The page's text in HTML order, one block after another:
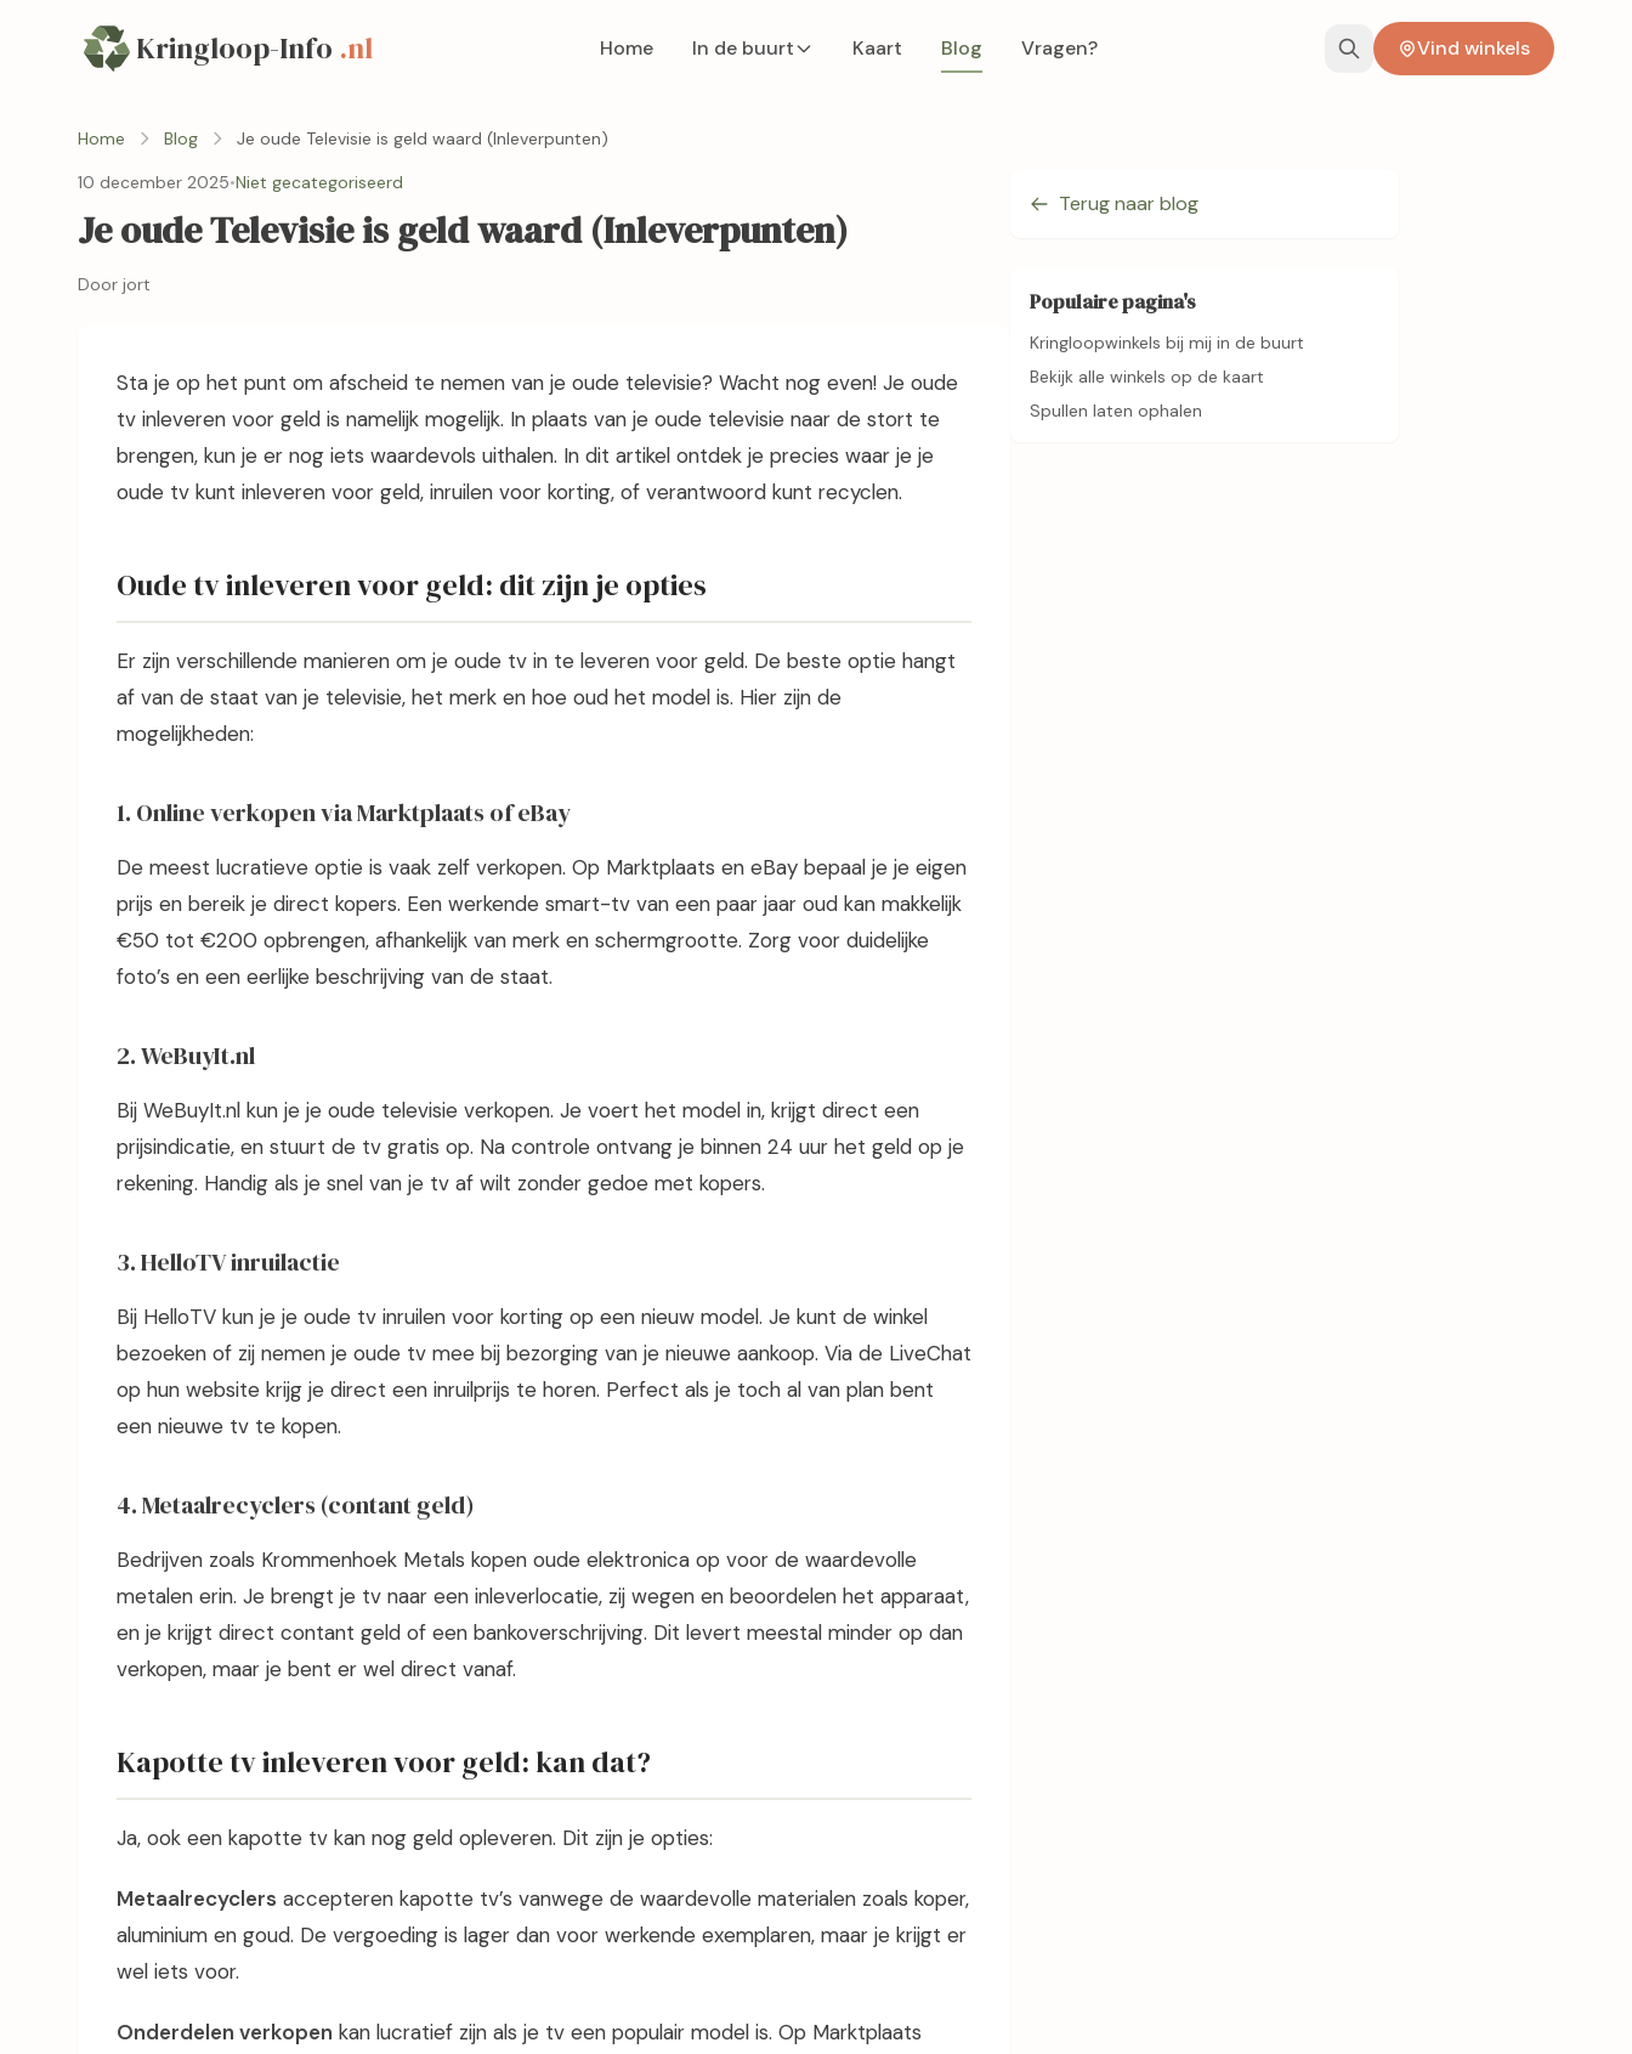
Kringloop-Info .nl Home In de buurt Kaart Blog Vragen? Vind winkels
Home Blog
Je oude Televisie is geld waard (Inleverpunten)
10 december 2025•Niet gecategoriseerd
Je oude Televisie is geld waard (Inleverpunten)
Door jort
Sta je op het punt om afscheid te nemen van je oude televisie? Wacht nog even! Je oude
tv inleveren voor geld is namelijk mogelijk. In plaats van je oude televisie naar de stort te
brengen, kun je er nog iets waardevols uithalen. In dit artikel ontdek je precies waar je je
oude tv kunt inleveren voor geld, inruilen voor korting, of verantwoord kunt recyclen.
Oude tv inleveren voor geld: dit zijn je opties
Er zijn verschillende manieren om je oude tv in te leveren voor geld. De beste optie hangt
af van de staat van je televisie, het merk en hoe oud het model is. Hier zijn de
mogelijkheden:
1. Online verkopen via Marktplaats of eBay
De meest lucratieve optie is vaak zelf verkopen. Op Marktplaats en eBay bepaal je je eigen
prijs en bereik je direct kopers. Een werkende smart-tv van een paar jaar oud kan makkelijk
€50 tot €200 opbrengen, afhankelijk van merk en schermgrootte. Zorg voor duidelijke
foto’s en een eerlijke beschrijving van de staat.
2. WeBuyIt.nl
Bij WeBuyIt.nl kun je je oude televisie verkopen. Je voert het model in, krijgt direct een
prijsindicatie, en stuurt de tv gratis op. Na controle ontvang je binnen 24 uur het geld op je
rekening. Handig als je snel van je tv af wilt zonder gedoe met kopers.
3. HelloTV inruilactie
Bij HelloTV kun je je oude tv inruilen voor korting op een nieuw model. Je kunt de winkel
bezoeken of zij nemen je oude tv mee bij bezorging van je nieuwe aankoop. Via de LiveChat
op hun website krijg je direct een inruilprijs te horen. Perfect als je toch al van plan bent
een nieuwe tv te kopen.
4. Metaalrecyclers (contant geld)
Bedrijven zoals Krommenhoek Metals kopen oude elektronica op voor de waardevolle
metalen erin. Je brengt je tv naar een inleverlocatie, zij wegen en beoordelen het apparaat,
en je krijgt direct contant geld of een bankoverschrijving. Dit levert meestal minder op dan
verkopen, maar je bent er wel direct vanaf.
Kapotte tv inleveren voor geld: kan dat?
Ja, ook een kapotte tv kan nog geld opleveren. Dit zijn je opties:
Metaalrecyclers accepteren kapotte tv’s vanwege de waardevolle materialen zoals koper,
aluminium en goud. De vergoeding is lager dan voor werkende exemplaren, maar je krijgt er
wel iets voor.
Onderdelen verkopen kan lucratief zijn als je tv een populair model is. Op Marktplaats
Terug naar blog
Populaire pagina's
Kringloopwinkels bij mij in de buurt
Bekijk alle winkels op de kaart
Spullen laten ophalen